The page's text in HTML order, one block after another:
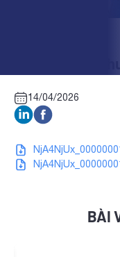
EIC: Báo cáo
14/04/2026
BÀI